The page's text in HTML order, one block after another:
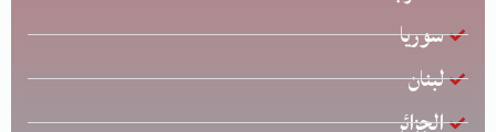
سوريا
لبنان
الجزائر